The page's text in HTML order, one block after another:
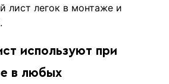
лист легок в монтаже и
используют при
в любых